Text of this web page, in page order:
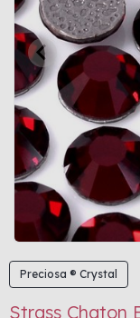
Preciosa ® Crystal
Strass Chaton